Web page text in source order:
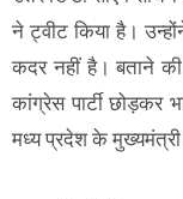
ने ट्वीट किया है।
कदर नहीं है। बताने की
कांग्रेस पार्टी छोड़कर
मध्य प्रदेश के